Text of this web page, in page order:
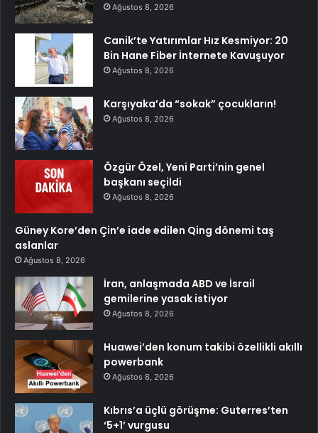
Ağustos 8, 2026
Canik’te Yatırımlar Hız Kesmiyor: 20
Bin Hane Fiber İnternete Kavuşuyor
Ağustos 8, 2026
Karşıyaka’da “sokak” çocukların!
Ağustos 8, 2026
Özgür Özel, Yeni Parti’nin genel
başkanı seçildi
Ağustos 8, 2026
Güney Kore’den Çin’e iade edilen Qing dönemi taş
aslanlar
Ağustos 8, 2026
İran, anlaşmada ABD ve İsrail
gemilerine yasak istiyor
Ağustos 8, 2026
Huawei’den konum takibi özellikli akıllı
powerbank
Ağustos 8, 2026
Kıbrıs’a üçlü görüşme: Guterres’ten
‘5+1’ vurgusu